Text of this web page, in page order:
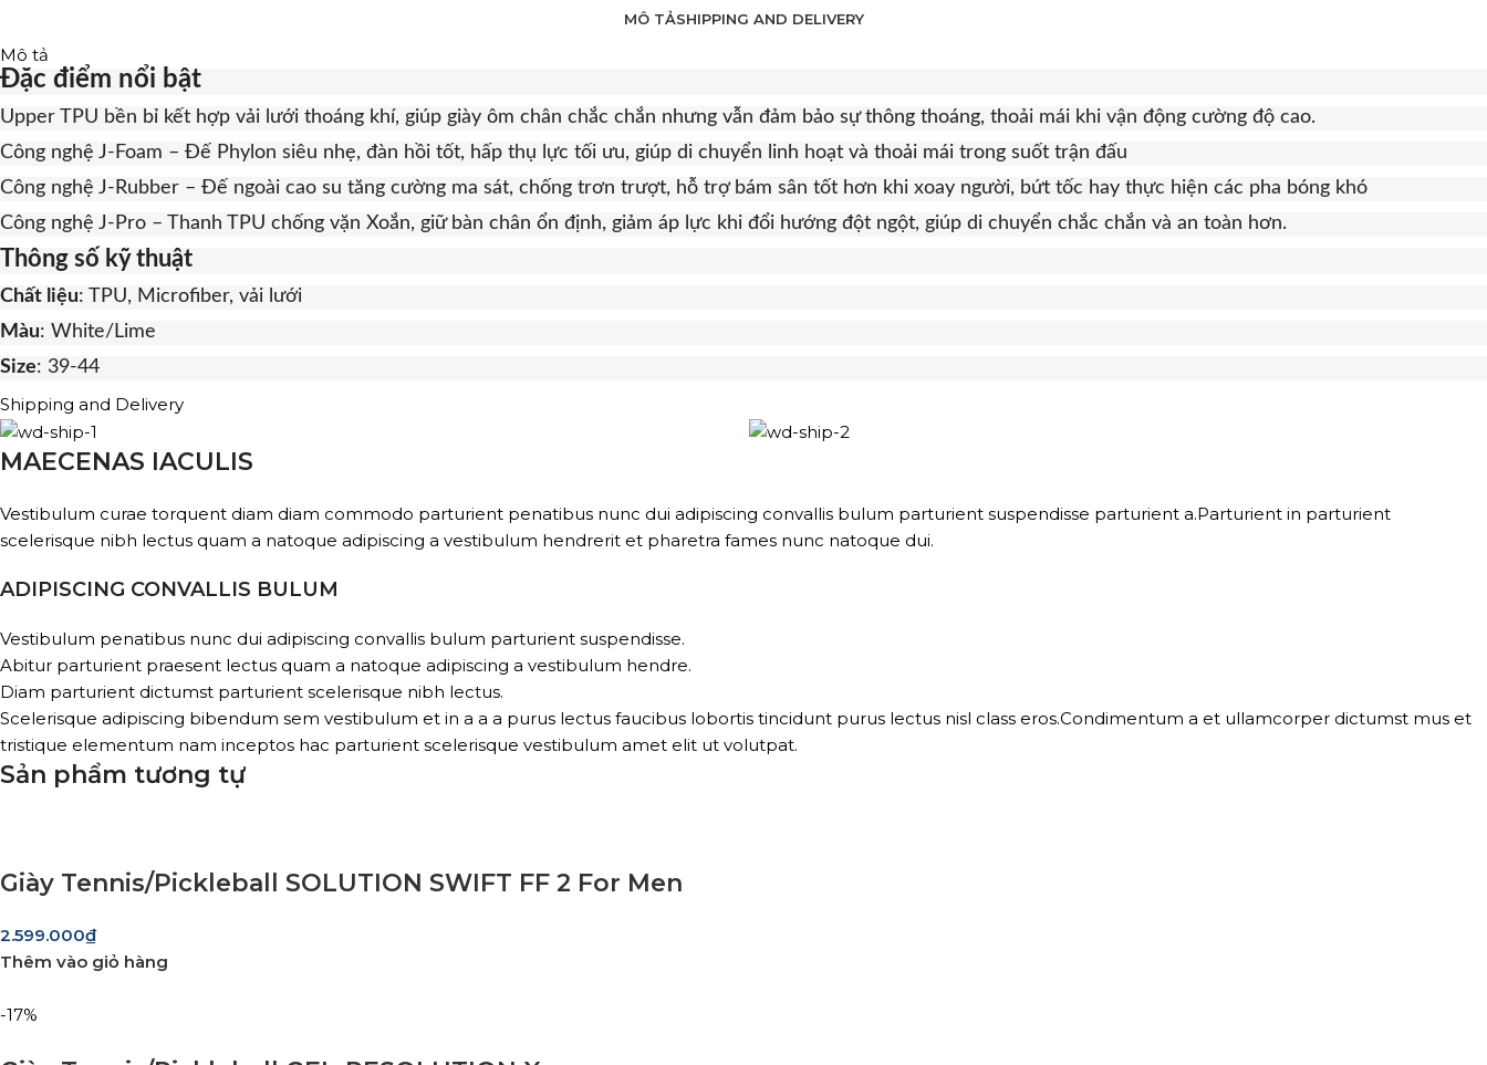
MÔ TẢSHIPPING AND DELIVERY
Mô tả
Đặc điểm nổi bật
Upper TPU bền bỉ kết hợp vải lưới thoáng khí, giúp giày ôm chân chắc chắn nhưng vẫn đảm bảo sự thông thoáng, thoải mái khi vận động cường độ cao.
Công nghệ J-Foam – Đế Phylon siêu nhẹ, đàn hồi tốt, hấp thụ lực tối ưu, giúp di chuyển linh hoạt và thoải mái trong suốt trận đấu
Công nghệ J-Rubber – Đế ngoài cao su tăng cường ma sát, chống trơn trượt, hỗ trợ bám sân tốt hơn khi xoay người, bứt tốc hay thực hiện các pha bóng khó
Công nghệ J-Pro – Thanh TPU chống vặn Xoắn, giữ bàn chân ổn định, giảm áp lực khi đổi hướng đột ngột, giúp di chuyển chắc chắn và an toàn hơn.
Thông số kỹ thuật
Chất liệu: TPU, Microfiber, vải lưới
Màu: White/Lime
Size: 39-44
Shipping and Delivery
MAECENAS IACULIS
Vestibulum curae torquent diam diam commodo parturient penatibus nunc dui adipiscing convallis bulum parturient suspendisse parturient a.Parturient in parturient
scelerisque nibh lectus quam a natoque adipiscing a vestibulum hendrerit et pharetra fames nunc natoque dui.
ADIPISCING CONVALLIS BULUM
Vestibulum penatibus nunc dui adipiscing convallis bulum parturient suspendisse.
Abitur parturient praesent lectus quam a natoque adipiscing a vestibulum hendre.
Diam parturient dictumst parturient scelerisque nibh lectus.
Scelerisque adipiscing bibendum sem vestibulum et in a a a purus lectus faucibus lobortis tincidunt purus lectus nisl class eros.Condimentum a et ullamcorper dictumst mus et
tristique elementum nam inceptos hac parturient scelerisque vestibulum amet elit ut volutpat.
Sản phẩm tương tự
Giày Tennis/Pickleball SOLUTION SWIFT FF 2 For Men
2.599.000₫
Thêm vào giỏ hàng
-17%